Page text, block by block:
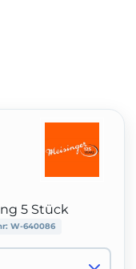
5 Stück
W-640086